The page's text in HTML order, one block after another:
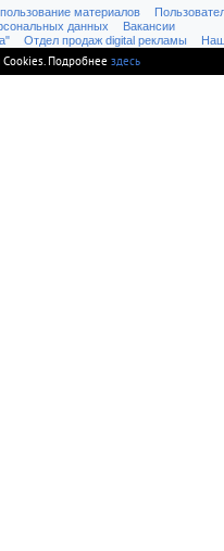
материалов
данных
Вакансии
Отдел продаж digital рекламы
Cookies. Подробнее здесь